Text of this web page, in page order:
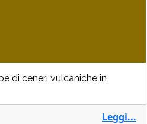
di ceneri vulcaniche in
Leggi...